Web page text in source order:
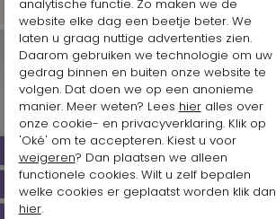
analytische functie. Zo maken we de
website elke dag een beetje beter. We
laten u graag nuttige advertenties zien.
Daarom gebruiken we technologie om uw
gedrag binnen en buiten onze website te
volgen. Dat doen we op een anonieme
manier. Meer weten? Lees hieralles over
onze cookie- en privacyverklaring. Klik op
'Oké' om te accepteren. Kiest u voor
weigeren? Dan plaatsen we alleen
functionele cookies. Wilt u zelf bepalen
welke cookies er geplaatst worden klik dan
hier.